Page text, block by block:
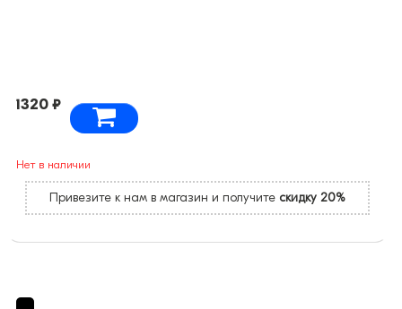
1320 ₽
Нет в наличии
Привезите к нам в магазин и получите скидку 20%